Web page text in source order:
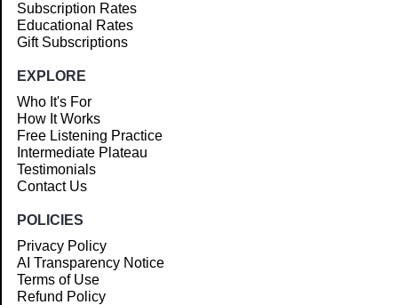
Subscription Rates
Educational Rates
Gift Subscriptions
EXPLORE
Who It's For
How It Works
Free Listening Practice
Intermediate Plateau
Testimonials
Contact Us
POLICIES
Privacy Policy
AI Transparency Notice
Terms of Use
Refund Policy